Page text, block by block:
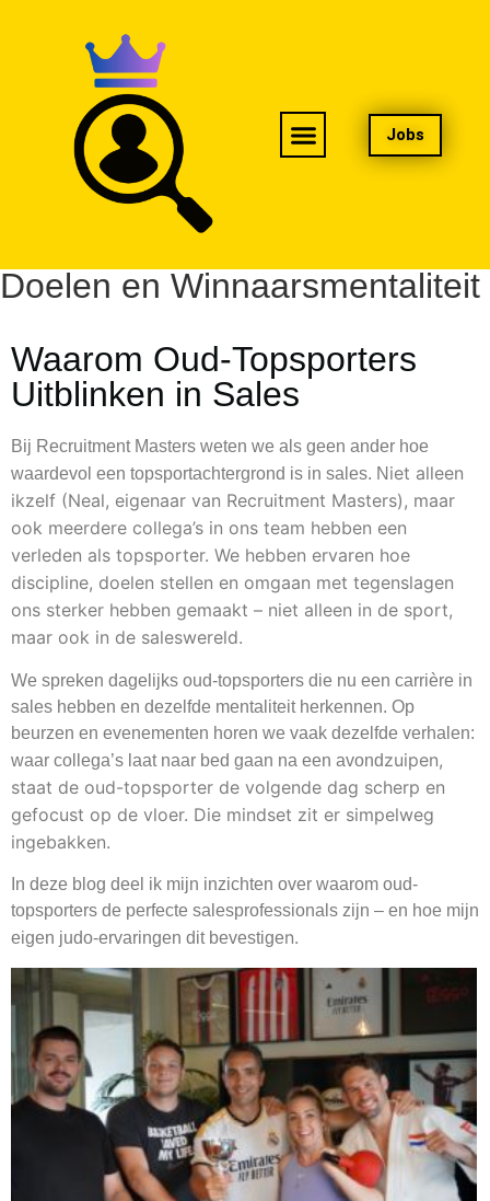
Jobs
Waarom Oud-Topsporters
Uitblinken in Sales – Discipline,
Doelen en Winnaarsmentaliteit
Waarom Oud-Topsporters
Uitblinken in Sales
Bij Recruitment Masters weten we als geen ander hoe
waardevol een topsportachtergrond is in sales. N iet alleen
ikzelf (Neal, eigenaar van Recruitment Masters), maar
ook meerdere collega’s in ons team hebben een
verleden als topsporter. We hebben ervaren hoe
discipline, doelen stellen en omgaan met tegenslagen
ons sterker hebben gemaakt – niet alleen in de sport,
maar ook in de saleswereld.
We spreken dagelijks oud-topsporters die nu een carrière in
sales hebben en dezelfde mentaliteit herkennen. Op
beurzen en evenementen horen we vaak dezelfde verhalen:
waar collega’s laat naar bed gaan na een avondzuipen,
staat de oud-topsporter de volgende dag scherp en
gefocust op de vloer. Die mindset zit er simpelweg
ingebakken.
In deze blog deel ik mijn inzichten over waarom oud-
topsporters de perfecte salesprofessionals zijn – en hoe mijn
eigen judo-ervaringen dit bevestigen.